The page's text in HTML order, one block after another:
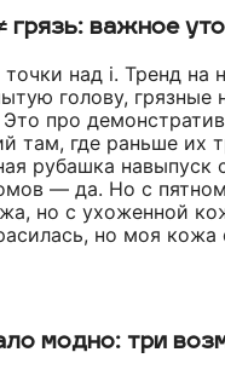
грязь: важное
над i. Тренд на
голову, грязные
про
там, где раньше их
рубашка навыпуск
— да. Но с
но с ухоженной
но моя
модно: три